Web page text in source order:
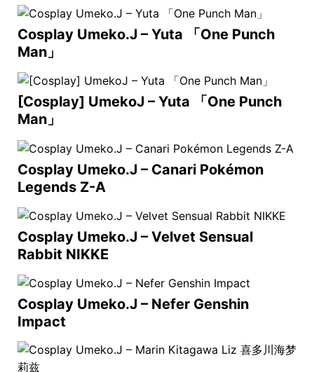
Cosplay Umeko.J – Yuta 「One Punch
Man」
[Cosplay] UmekoJ – Yuta 「One Punch
Man」
Cosplay Umeko.J – Canari Pokémon
Legends Z-A
Cosplay Umeko.J – Velvet Sensual
Rabbit NIKKE
Cosplay Umeko.J – Nefer Genshin
Impact